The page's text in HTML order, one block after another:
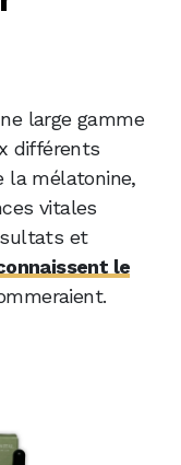
large gamme
différents
la mélatonine,
vitales
et
le